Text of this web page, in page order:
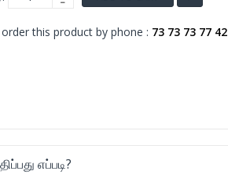
this product by phone : 73 73 73 77 42
எப்படி?